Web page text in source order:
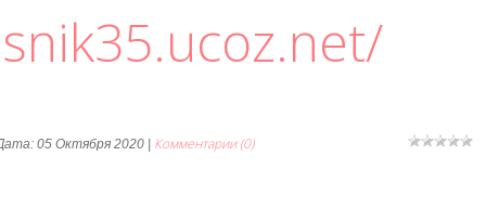
05 Октября 2020 | Комментарии (0)